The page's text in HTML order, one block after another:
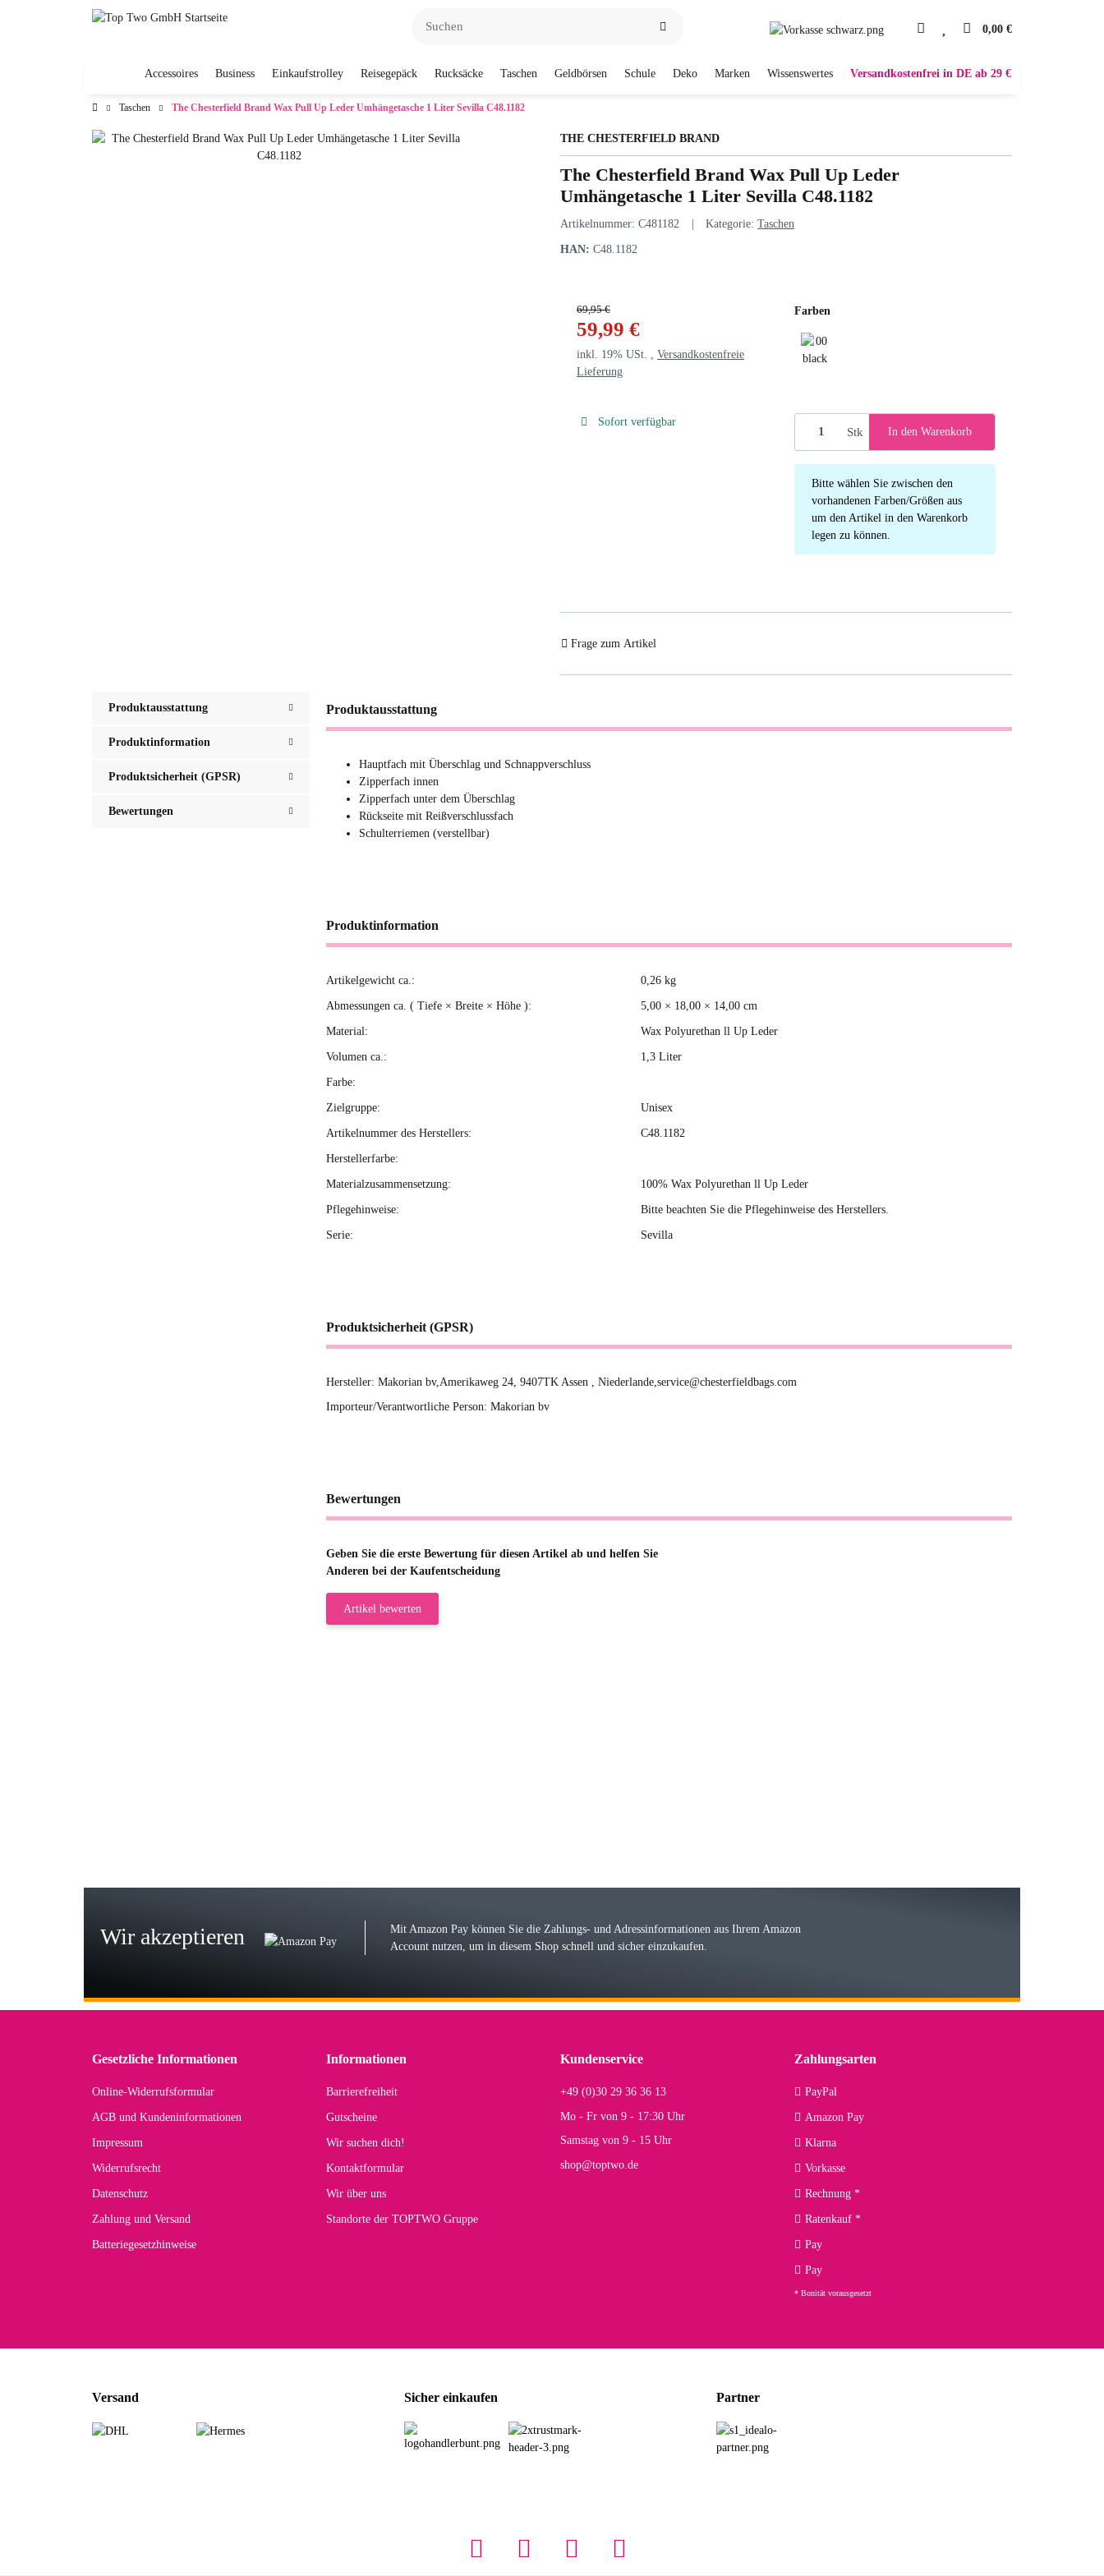
0,00 €
Accessoires Business Einkaufstrolley Reisegepäck Rucksäcke Taschen Geldbörsen Schule Deko Marken Wissenswertes Versandkostenfrei in DE ab 29 €
Taschen The Chesterfield Brand Wax Pull Up Leder Umhängetasche 1 Liter Sevilla C48.1182
THE CHESTERFIELD BRAND
The Chesterfield Brand Wax Pull Up Leder
Umhängetasche 1 Liter Sevilla C48.1182
Artikelnummer: C481182 Kategorie: Taschen
HAN: C48.1182
69,95 €
59,99 €
inkl. 19% USt. , Versandkostenfreie
Lieferung
Sofort verfügbar
Farben
Stk In den Warenkorb
x
Bitte wählen Sie zwischen den
vorhandenen Farben/Größen aus
um den Artikel in den Warenkorb
legen zu können.
Frage zum Artikel
Produktausstattung
Produktinformation
Produktsicherheit (GPSR)
Bewertungen
Produktausstattung
Hauptfach mit Überschlag und Schnappverschluss
Zipperfach innen
Zipperfach unter dem Überschlag
Rückseite mit Reißverschlussfach
Schulterriemen (verstellbar)
Produktinformation
Produkteigenschaft
Wert
Artikelgewicht ca.: 0,26 kg
Abmessungen ca. ( Tiefe × Breite × Höhe ): 5,00 × 18,00 × 14,00 cm
Material: Wax Polyurethan ll Up Leder
Volumen ca.: 1,3 Liter
Farbe:
Zielgruppe: Unisex
Artikelnummer des Herstellers: C48.1182
Herstellerfarbe:
Materialzusammensetzung: 100% Wax Polyurethan ll Up Leder
Pflegehinweise: Bitte beachten Sie die Pflegehinweise des Herstellers.
Serie: Sevilla
Produktsicherheit (GPSR)
Hersteller: Makorian bv,Amerikaweg 24, 9407TK Assen , Niederlande,service@chesterfieldbags.com
Importeur/Verantwortliche Person: Makorian bv
Bewertungen
Geben Sie die erste Bewertung für diesen Artikel ab und helfen Sie
Anderen bei der Kaufentscheidung
Artikel bewerten
Der Koffer macht einen sehr soliden Eindruck. Die Zuverlässigkeit muss sich noch in den kommenden Jahren herausstellen. Spannend wird es falls
Hans E
Wir akzeptieren
Mit Amazon Pay können Sie die Zahlungs- und Adressinformationen aus Ihrem Amazon
Account nutzen, um in diesem Shop schnell und sicher einzukaufen.
Gesetzliche Informationen
Online-Widerrufsformular
AGB und Kundeninformationen
Impressum
Widerrufsrecht
Datenschutz
Zahlung und Versand
Batteriegesetzhinweise
Informationen
Barrierefreiheit
Gutscheine
Wir suchen dich!
Kontaktformular
Wir über uns
Standorte der TOPTWO Gruppe
Kundenservice
+49 (0)30 29 36 36 13
Mo - Fr von 9 - 17:30 Uhr
Samstag von 9 - 15 Uhr
shop@toptwo.de
Zahlungsarten
PayPal
Amazon Pay
Klarna
Vorkasse
Rechnung *
Ratenkauf *
Pay
Pay
* Bonität vorausgesetzt
Versand Sicher einkaufen Partner